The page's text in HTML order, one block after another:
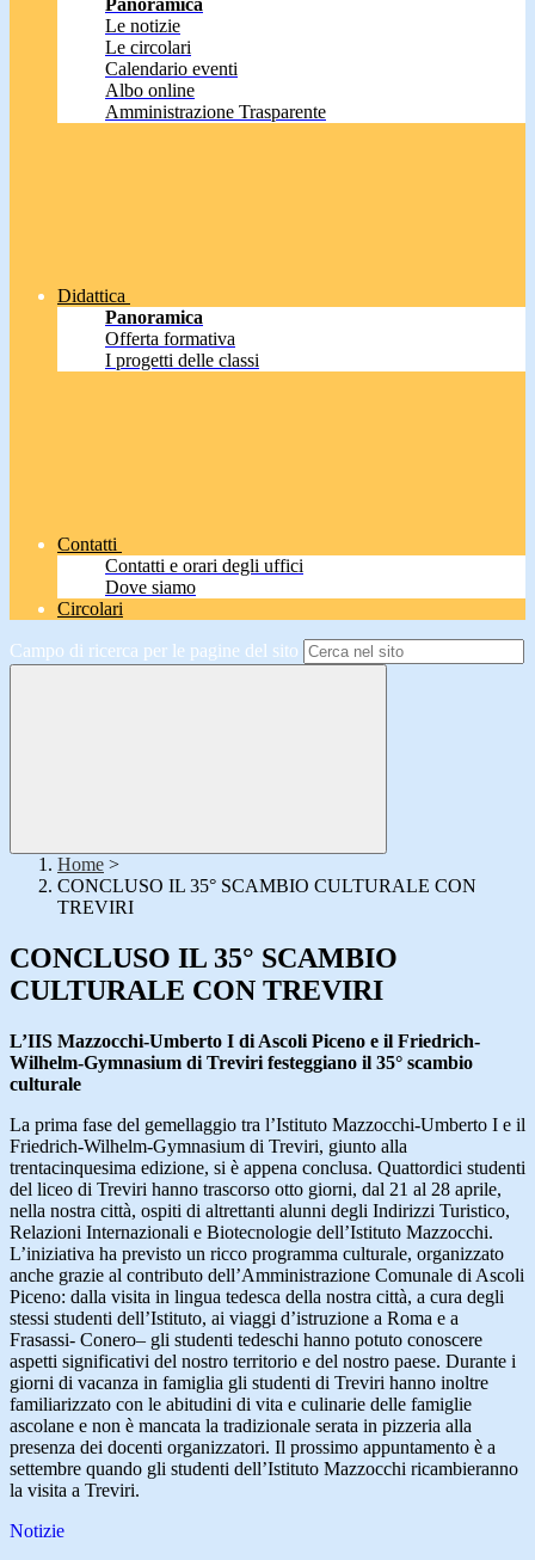
Panoramica
Le notizie
Le circolari
Calendario eventi
Albo online
Amministrazione Trasparente
Didattica
Panoramica
Offerta formativa
I progetti delle classi
Contatti
Contatti e orari degli uffici
Dove siamo
Circolari
Campo di ricerca per le pagine del sito
Home >
CONCLUSO IL 35° SCAMBIO CULTURALE CON
TREVIRI
CONCLUSO IL 35° SCAMBIO
CULTURALE CON TREVIRI
L’IIS Mazzocchi-Umberto I di Ascoli Piceno e il Friedrich-
Wilhelm-Gymnasium di Treviri festeggiano il 35° scambio
culturale
La prima fase del gemellaggio tra l’Istituto Mazzocchi-Umberto I e il
Friedrich-Wilhelm-Gymnasium di Treviri, giunto alla
trentacinquesima edizione, si è appena conclusa. Quattordici studenti
del liceo di Treviri hanno trascorso otto giorni, dal 21 al 28 aprile,
nella nostra città, ospiti di altrettanti alunni degli Indirizzi Turistico,
Relazioni Internazionali e Biotecnologie dell’Istituto Mazzocchi.
L’iniziativa ha previsto un ricco programma culturale, organizzato
anche grazie al contributo dell’Amministrazione Comunale di Ascoli
Piceno: dalla visita in lingua tedesca della nostra città, a cura degli
stessi studenti dell’Istituto, ai viaggi d’istruzione a Roma e a
Frasassi- Conero– gli studenti tedeschi hanno potuto conoscere
aspetti significativi del nostro territorio e del nostro paese. Durante i
giorni di vacanza in famiglia gli studenti di Treviri hanno inoltre
familiarizzato con le abitudini di vita e culinarie delle famiglie
ascolane e non è mancata la tradizionale serata in pizzeria alla
presenza dei docenti organizzatori. Il prossimo appuntamento è a
settembre quando gli studenti dell’Istituto Mazzocchi ricambieranno
la visita a Treviri.
Notizie